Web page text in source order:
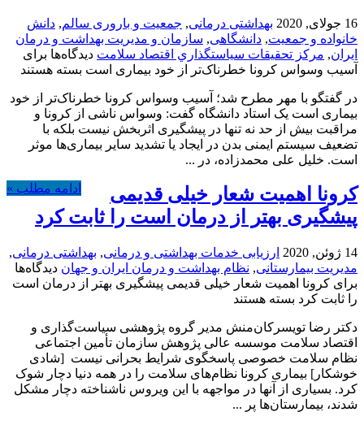
16 جولای, 2020 بهداشتی درمانی, جمعیت و باروری سالم, دانش
خانواده و جمعیت, دانشگاهی, سازمان و مدیریت بهداشت و درمان
ایران, مركز تحقيقات سياستگذاري اقتصاد سلامت دیدگاه‌ها برای
آسیب وسواس کرونا خطرناک‌تر از خود بیماری است بسته هستند
در گفتگو با مهر مطرح شد؛ آسیب وسواس کرونا خطرناک‌تر از خود
بیماری است یک استاد دانشگاه گفت: وسواس ناشی از کرونا و
مراقبت بیش از حد نه تنها در پیشگیری اثربخش نیست بلکه با
تضعیف سیستم ایمنی بدن در ایجاد یا تشدید سایر بیماری‌ها موثر
است. خلیل علی محمدزاده، در ...
ادامه مطلب »
کرونا اهمیت شعار خیلی قدیمی
پیشگیری بهتر از درمان است را ثابت کرد
14 ژوئن, 2020 ارزیابی خدمات بهداشتی و درمانی, بهداشتی درمانی,
مدیریت بیمارستانی, نظام بهداشت و درمان ایران و جهان دیدگاه‌ها
برای کرونا اهمیت شعار خیلی قدیمی پیشگیری بهتر از درمان است
را ثابت کرد بسته هستند
دکتر رضا تویسرکان‌منش مدیر گروه پژوهشی سیاست‌گذاری و
اقتصاد سلامت موسسه عالی پژوهش سازمان تأمین ‏اجتماعی
نظام سلامت خصوصی پاسخگوی شرایط بحرانی نیست [شادی
خوشکار] بیماری کرونا نظام‌های سلامت را در همه دنیا دچار شوک
کرد. بسیاری از آنها در مواجهه با این ویروس ناشناخته دچار مشکل
شدند، بیمارستان‌ها پر ...